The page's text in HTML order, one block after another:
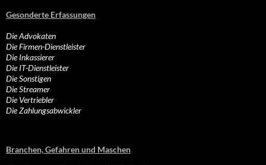
Gesonderte Erfassungen
Die Advokaten
Die Firmen-Dienstleister
Die Inkassierer
Die IT-Dienstleister
Die Sonstigen
Die Streamer
Die Vertriebler
Die Zahlungsabwickler
Branchen, Gefahren und Maschen